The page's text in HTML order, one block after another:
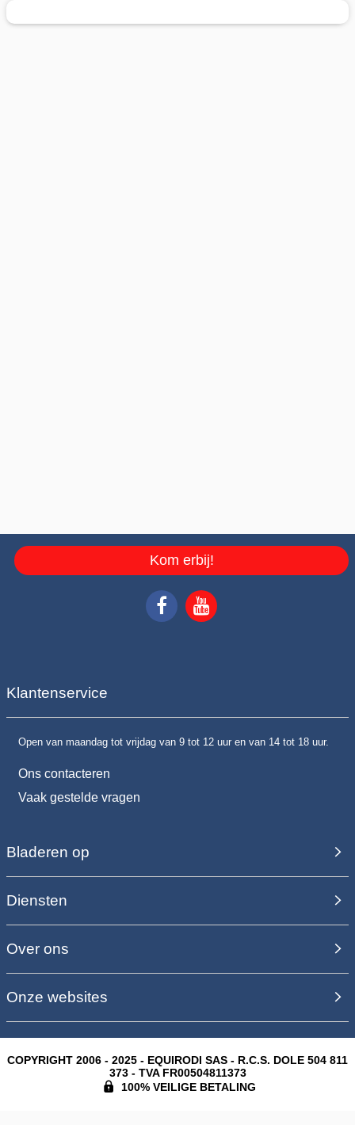
Kom erbij!
Klantenservice
Open van maandag tot vrijdag van 9 tot 12 uur en van 14 tot 18 uur.
Ons contacteren
Vaak gestelde vragen
Bladeren op
Diensten
Over ons
Onze websites
COPYRIGHT 2006 - 2025 - EQUIRODI SAS - R.C.S. DOLE 504 811
373 - TVA FR00504811373
100% VEILIGE BETALING